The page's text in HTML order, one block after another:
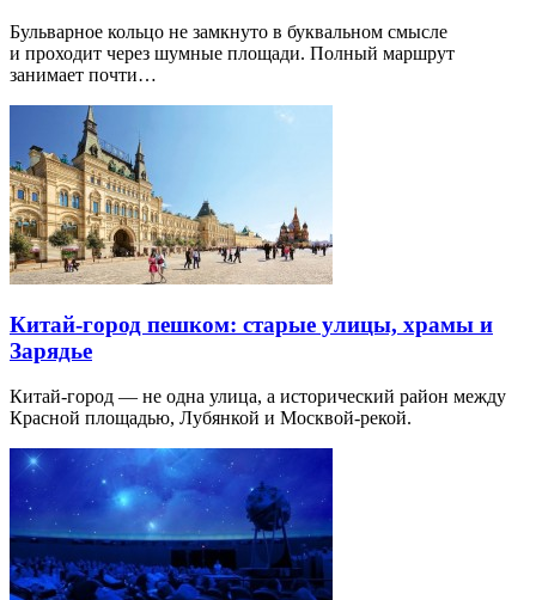
Бульварное кольцо не замкнуто в буквальном смысле
и проходит через шумные площади. Полный маршрут
занимает почти…
Китай-город пешком: старые улицы, храмы и
Зарядье
Китай-город — не одна улица, а исторический район между
Красной площадью, Лубянкой и Москвой-рекой.